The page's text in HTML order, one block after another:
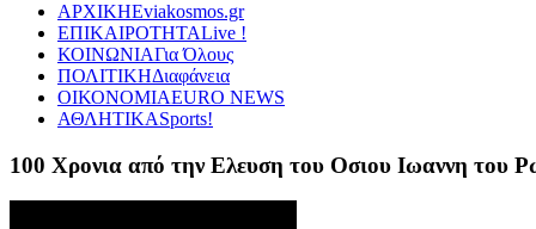
ΑΡΧΙΚΗEviakosmos.gr
ΕΠΙΚΑΙΡΟΤΗΤΑLive !
ΚΟΙΝΩΝΙΑΓια Όλους
ΠΟΛΙΤΙΚΗΔιαφάνεια
ΟΙΚΟΝΟΜΙΑEURO NEWS
ΑΘΛΗΤΙΚΑSports!
100 Χρονια από την Ελευση του Οσιου Ιωαννη του